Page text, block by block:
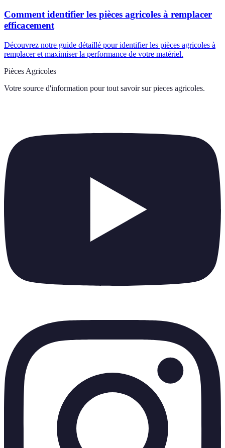
Comment identifier les pièces agricoles à remplacer
efficacement
Découvrez notre guide détaillé pour identifier les pièces agricoles à
remplacer et maximiser la performance de votre matériel.
Pièces Agricoles
Votre source d'information pour tout savoir sur pieces agricoles.